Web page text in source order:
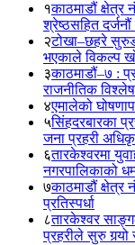
१काठमाडौं क्षेत्र
श्रेष्ठसहित
२टोखा–छहरे
भएकाले विकल्प
३काठमाडौं–७ :
राजनीतिक
४एमालेको
५सिंहदरबारका
जना प्रहरी
६तारकेश्वरमा
नगरपालिकाको
७काठमाडौं क्षेत्र
प्रतिस्पर्धा
८तारकेश्वर
प्रहरीले सुरु